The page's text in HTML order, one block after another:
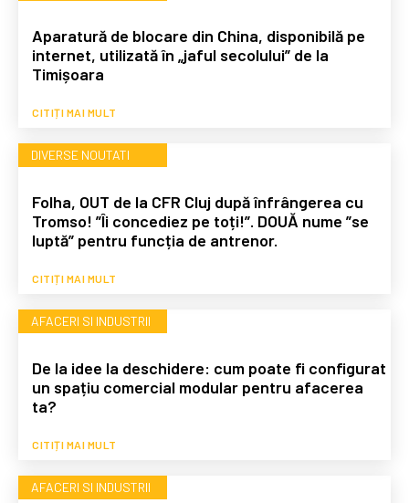
Aparatură de blocare din China, disponibilă pe
internet, utilizată în „jaful secolului” de la
Timișoara
CITIȚI MAI MULT
DIVERSE NOUTATI
Folha, OUT de la CFR Cluj după înfrângerea cu
Tromso! ”Îi concediez pe toți!”. DOUĂ nume ”se
luptă” pentru funcția de antrenor.
CITIȚI MAI MULT
AFACERI SI INDUSTRII
De la idee la deschidere: cum poate fi configurat
un spațiu comercial modular pentru afacerea
ta?
CITIȚI MAI MULT
AFACERI SI INDUSTRII